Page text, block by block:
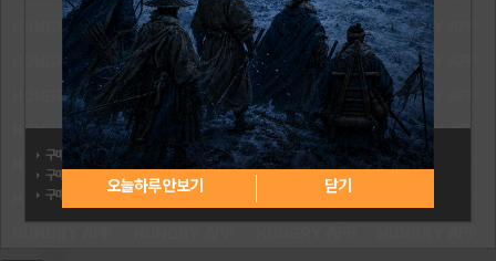
구매자:쏠트버그
구매일: 2026.06.03
구매상품:
문화상품권 10,000원
오늘하루 안보기 닫기